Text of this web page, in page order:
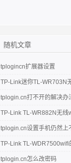
随机文章
tplogincn扩展器设置
TP-Link迷你TL-WR703N
tplogin.cn打不开的解决办
TP-Link TL-WR882N无线
tplogin.cn设置手机仍然上
TP-Link TL-WDR7500wifi
tplogin.cn怎么改密码